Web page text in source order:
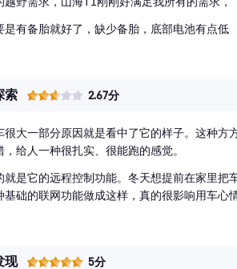
是有备胎就好了，缺少备胎，底部电池有点低
索 2.67分
很大一部分原因就是看中了它的样子。这种
给人一种很扎实、很能跑的感觉。
就是它的远程控制功能。冬天想提前在家里
基础的联网功能做成这样，真的很影响用车心
现 5分